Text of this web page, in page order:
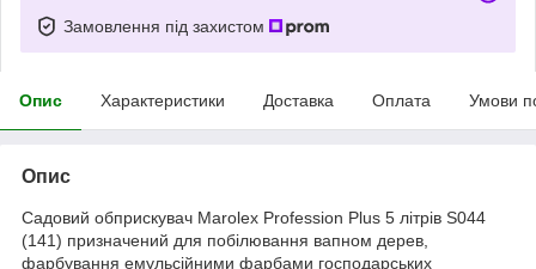
Замовлення під захистом
Опис Характеристики Доставка Оплата Умови
Опис
Садовий обприскувач Marolex Profession Plus 5 літрів S044
(141) призначений для побілювання вапном дерев,
фарбування емульсійними фарбами господарських